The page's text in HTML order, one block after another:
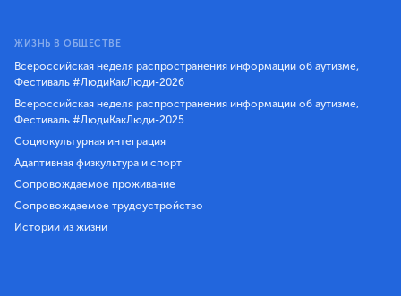
ЖИЗНЬ В ОБЩЕСТВЕ
Всероссийская неделя распространения информации об аутизме,
Фестиваль #ЛюдиКакЛюди-2026
Всероссийская неделя распространения информации об аутизме,
Фестиваль #ЛюдиКакЛюди-2025
Социокультурная интеграция
Адаптивная физкультура и спорт
Сопровождаемое проживание
Сопровождаемое трудоустройство
Истории из жизни